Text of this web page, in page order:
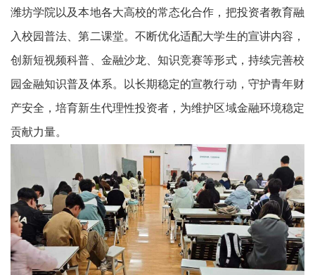
潍坊学院以及本地各大高校的常态化合作，把投资者教育融
入校园普法、第二课堂。不断优化适配大学生的宣讲内容，
创新短视频科普、金融沙龙、知识竞赛等形式，持续完善校
园金融知识普及体系。以长期稳定的宣教行动，守护青年财
产安全，培育新生代理性投资者，为维护区域金融环境稳定
贡献力量。